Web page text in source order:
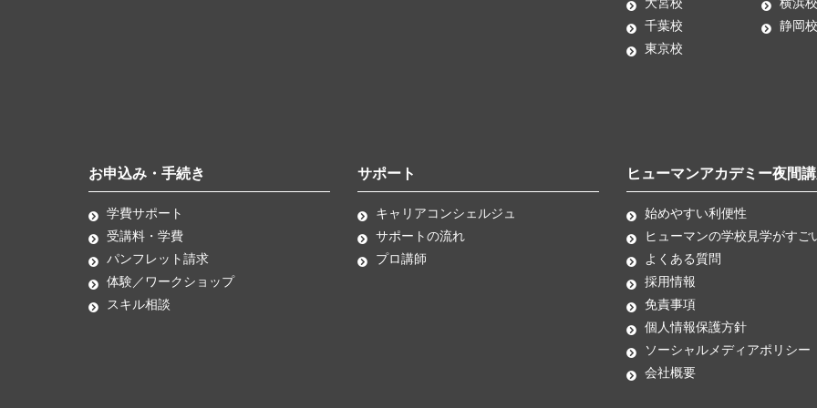
千葉校
東京校
静岡校
お申込み・手続き
学費サポート
受講料・学費
パンフレット請求
体験／ワークショップ
スキル相談
サポート
キャリアコンシェルジュ
サポートの流れ
プロ講師
ヒューマンアカデミー夜間
始めやすい利便性
ヒューマンの学校見学がすご
よくある質問
採用情報
免責事項
個人情報保護方針
ソーシャルメディアポリシー
会社概要